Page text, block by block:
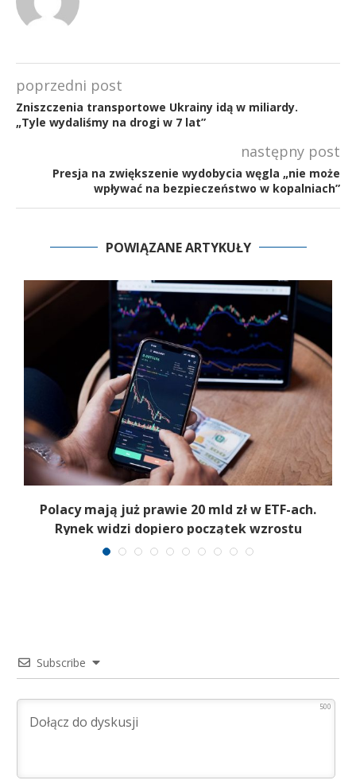
poprzedni post
Zniszczenia transportowe Ukrainy idą w miliardy.
„Tyle wydaliśmy na drogi w 7 lat”
następny post
Presja na zwiększenie wydobycia węgla „nie może
wpływać na bezpieczeństwo w kopalniach”
POWIĄZANE ARTYKUŁY
Polacy mają już prawie 20 mld zł w ETF-ach.
Rynek widzi dopiero początek wzrostu
Subscribe
500